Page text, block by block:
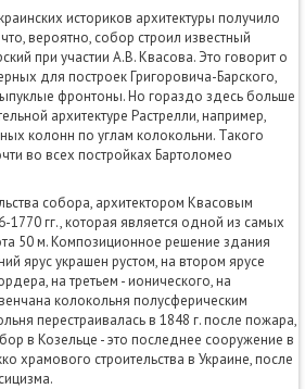
историков архитектуры получило
вероятно, собор строил известный
при участии А.В. Квасова. Это говорит о
для построек Григоровича-Барского,
фронтоны. Но гораздо здесь больше
архитектуре Растрелли, например,
колонн по углам колокольни. Такого
во всех постройках Бартоломео
собора, архитектором Квасовым
1770 гг., которая является одной из самых
50 м. Композиционное решение здания
ярус украшен рустом, на втором ярусе
на третьем - ионического, на
колокольня полусферическим
перестраивалась в 1848 г. после пожара,
в Козельце - это последнее сооружение в
храмового строительства в Украине, после